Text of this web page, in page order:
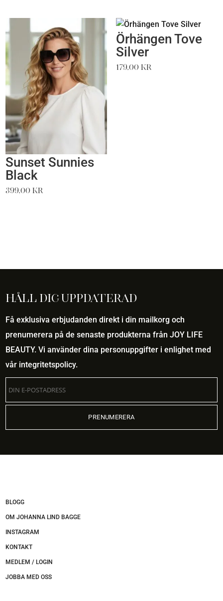
Sunset Sunnies
Black
399,00kr
Örhängen Tove
Silver
179,00 kr
Håll dig uppdaterad
Få exklusiva erbjudanden direkt i din mailkorg och
prenumerera på de senaste produkterna från JOY LIFE
BEAUTY. Vi använder dina personuppgifter i enlighet med
vår integritetspolicy.
BLOGG
OM JOHANNA LIND BAGGE
INSTAGRAM
KONTAKT
MEDLEM / LOGIN
JOBBA MED OSS